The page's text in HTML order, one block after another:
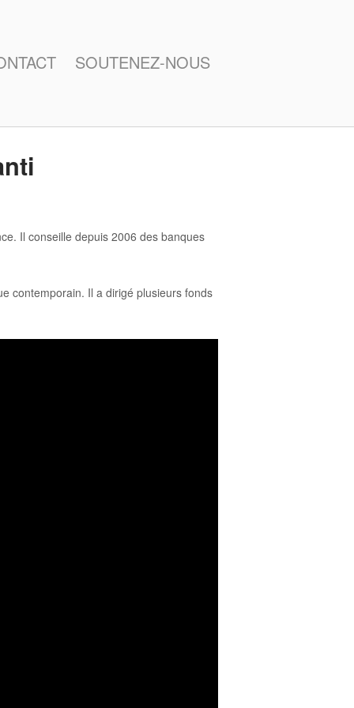
SOUTENEZ-NOUS
Il conseille depuis 2006 des banques
contemporain. Il a dirigé plusieurs fonds